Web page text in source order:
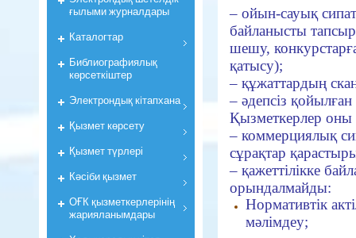
– ойын-сауық
байланысты
шешу,
қатысу);
– құжаттардың
– әдепсіз
Қызметкерлер оны
– коммерциялық
сұрақтар
– қажеттілікке
орындалмайды:
Нормативтік
мәлімдеу;
ғылыми журналдары
Каталогтар
Библиографиялық
көрсеткiштер
Электрондық кiтапхана
Қызмет көрсету
Қызмет түрлері
Кәсіби қызмет
ОҒК қызметкерлерiнiң
жарияланымдары